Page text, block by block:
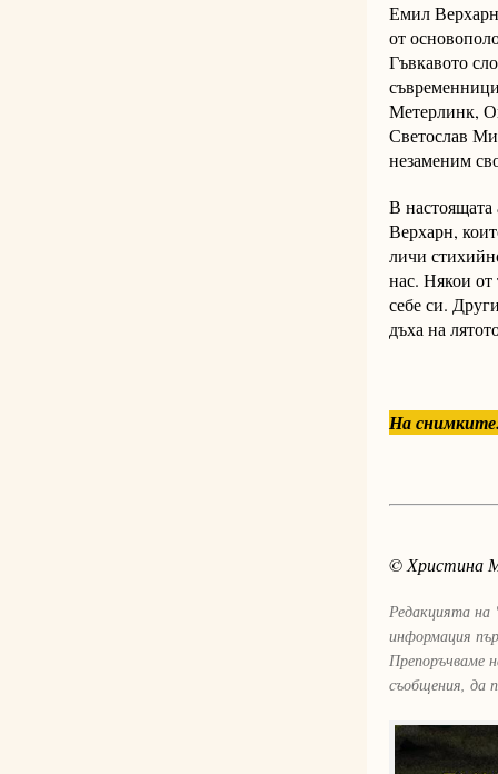
Емил
от
Гъвкавото
Метерлинк,
Светослав
незаменим
В настоящата
Верхарн,
личи
нас. Някои от
себе си.
дъха на
На
© Христина
Редакцията на
информация
Препоръчваме
съобщения, да